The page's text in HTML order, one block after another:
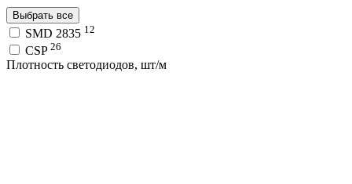
Выбрать все
SMD 2835 12
CSP 26
Плотность светодиодов, шт/м